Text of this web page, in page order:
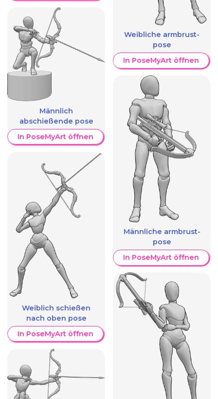
Männlich
abschießende pose
In PoseMyArt öffnen
Weiblich schießen
nach oben pose
In PoseMyArt öffnen
Weibliche armbrust-
pose
In PoseMyArt öffnen
Männliche armbrust-
pose
In PoseMyArt öffnen